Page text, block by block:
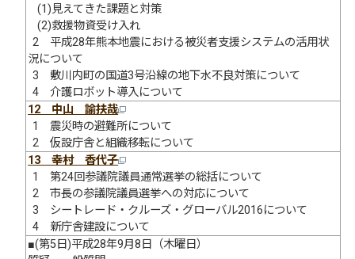
(1)見えてきた課題と対策
(2)救援物資受け入れ
2 平成28年熊本地震における被災者支援システムの活用状
況について
3 敷川内町の国道3号沿線の地下水不良対策について
4 介護ロボット導入について
12 中山 諭扶哉
1 震災時の避難所について
2 仮設庁舎と組織移転について
13 幸村 香代子
1 第24回参議院議員通常選挙の総括について
2 市長の参議院議員選挙への対応について
3 シートレード・クルーズ・グローバル2016について
4 新庁舎建設について
■(第5日)平成28年9月8日（木曜日）